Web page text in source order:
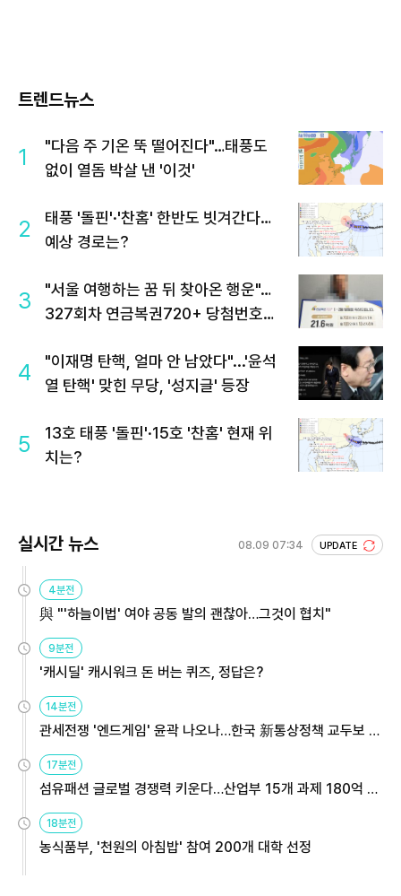
트렌드뉴스
1
"다음 주 기온 뚝 떨어진다"…태풍도
없이 열돔 박살 낸 '이것'
2
태풍 '돌핀'·'찬홈' 한반도 빗겨간다…
예상 경로는?
3
"서울 여행하는 꿈 뒤 찾아온 행운"…
327회차 연금복권720+ 당첨번호조
4
"이재명 탄핵, 얼마 안 남았다"...'윤석
열 탄핵' 맞힌 무당, '성지글' 등장
5
13호 태풍 '돌핀'·15호 '찬홈' 현재 위
치는?
실시간 뉴스 08.09 07:34 UPDATE
4분전
與 "'하늘이법' 여야 공동 발의 괜찮아…그것이 협치"
9분전
'캐시딜' 캐시워크 돈 버는 퀴즈, 정답은?
14분전
관세전쟁 '엔드게임' 윤곽 나오나…한국 新통상정책 교두보 활
용해야
17분전
섬유패션 글로벌 경쟁력 키운다…산업부 15개 과제 180억 지
원
18분전
농식품부, '천원의 아침밥' 참여 200개 대학 선정